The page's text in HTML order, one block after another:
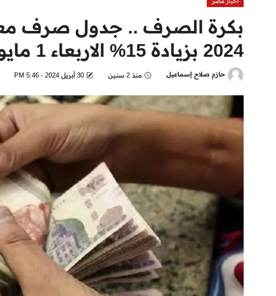
بكرة الصرف .. جدول صرف
2024 بزيادة 15% الاربعاء 1 مايو 2024
حازم صلاح إسماعيل منذ 2 سنين 30 أبريل 2024 - 5:46 PM